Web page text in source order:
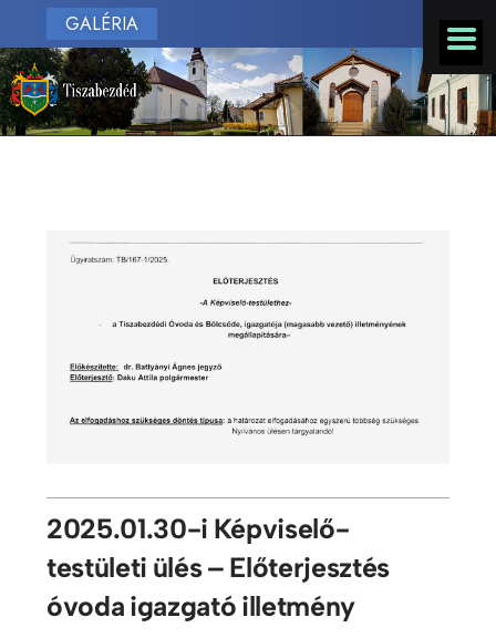
GALÉRIA
2025.01.30-i Képviselő-
testületi ülés – Előterjesztés
óvoda igazgató illetmény